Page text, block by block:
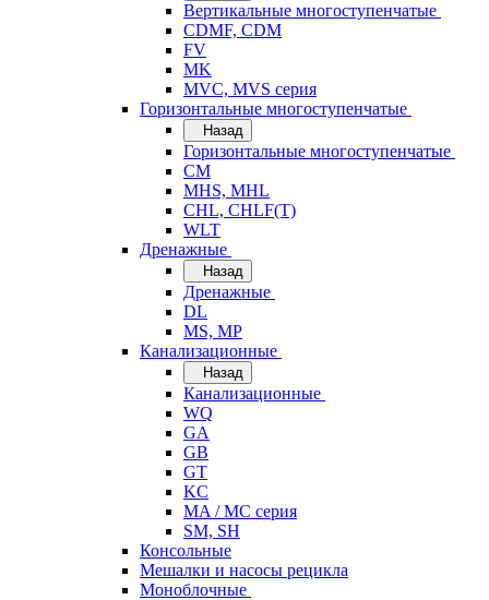
Вертикальные многоступенчатые
CDMF, CDM
FV
MK
MVC, MVS серия
Горизонтальные многоступенчатые
Назад
Горизонтальные многоступенчатые
CM
MHS, MHL
CHL, CHLF(T)
WLT
Дренажные
Назад
Дренажные
DL
MS, MP
Канализационные
Назад
Канализационные
WQ
GA
GB
GT
KC
MA / MC серия
SM, SH
Консольные
Мешалки и насосы рецикла
Моноблочные